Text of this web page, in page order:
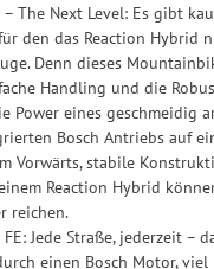
The Next Level: Es gibt
den das Reaction Hybrid
Denn dieses
Handling und die
Power eines geschmeidig
Bosch Antriebs auf
Vorwärts, stabile
Reaction Hybrid
reichen.
Jede Straße, jederzeit –
einen Bosch Motor, viel